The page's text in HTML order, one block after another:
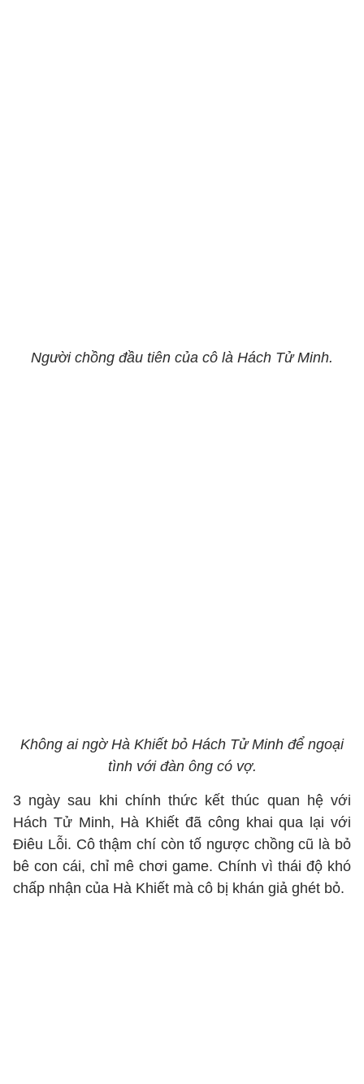
Người chồng đầu tiên của cô là Hách Tử Minh.
Không ai ngờ Hà Khiết bỏ Hách Tử Minh để ngoại
tình với đàn ông có vợ.
3 ngày sau khi chính thức kết thúc quan hệ với
Hách Tử Minh, Hà Khiết đã công khai qua lại với
Điêu Lỗi. Cô thậm chí còn tố ngược chồng cũ là bỏ
bê con cái, chỉ mê chơi game. Chính vì thái độ khó
chấp nhận của Hà Khiết mà cô bị khán giả ghét bỏ.